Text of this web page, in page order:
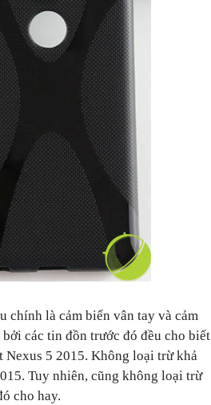
chính là cảm biến vân tay và cảm
các tin đồn trước đó đều cho biết
Nexus 5 2015. Không loại trừ khả
Tuy nhiên, cũng không loại trừ
cho hay.